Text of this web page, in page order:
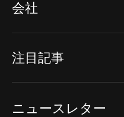
会社
注目記事
ニュースレター